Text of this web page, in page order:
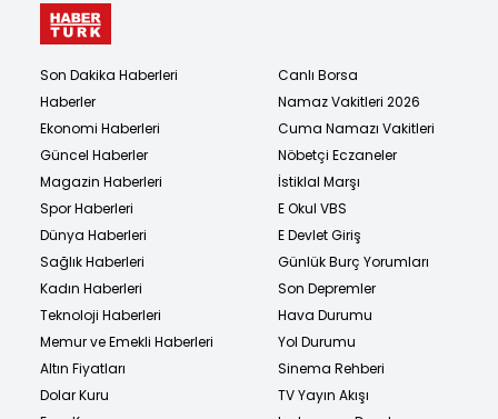
Son Dakika Haberleri
Haberler
Ekonomi Haberleri
Güncel Haberler
Magazin Haberleri
Spor Haberleri
Dünya Haberleri
Sağlık Haberleri
Kadın Haberleri
Teknoloji Haberleri
Memur ve Emekli Haberleri
Altın Fiyatları
Dolar Kuru
Canlı Borsa
Namaz Vakitleri 2026
Cuma Namazı Vakitleri
Nöbetçi Eczaneler
İstiklal Marşı
E Okul VBS
E Devlet Giriş
Günlük Burç Yorumları
Son Depremler
Hava Durumu
Yol Durumu
Sinema Rehberi
TV Yayın Akışı